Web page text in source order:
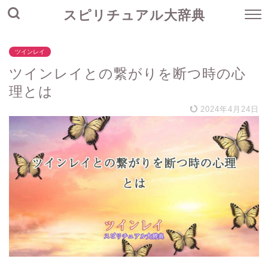
スピリチュアル大辞典
ツインレイ
ツインレイとの繋がりを断つ時の心
理とは
2024年4月24日